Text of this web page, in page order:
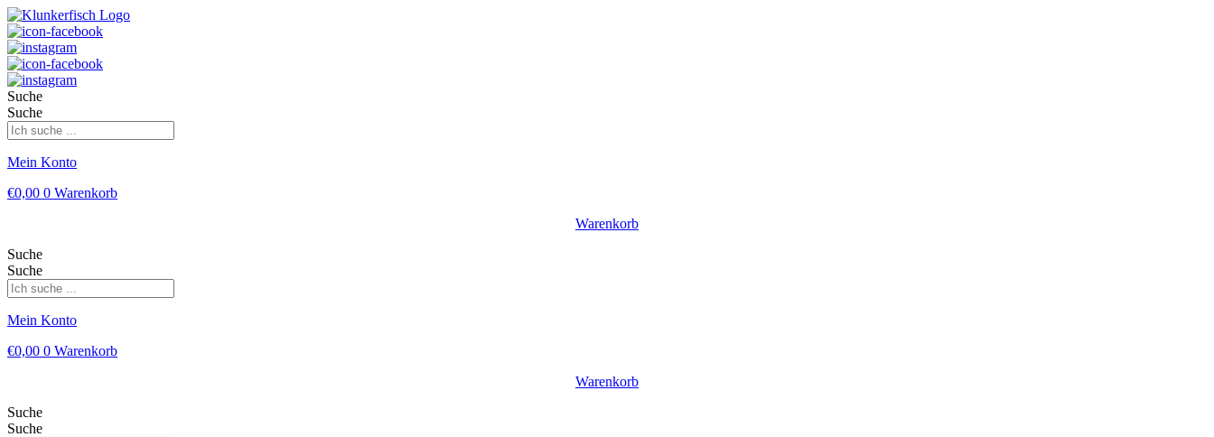
Suche
Suche
Mein Konto
€0,00 0 Warenkorb
Warenkorb
Suche
Suche
Mein Konto
€0,00 0 Warenkorb
Warenkorb
Suche
Suche